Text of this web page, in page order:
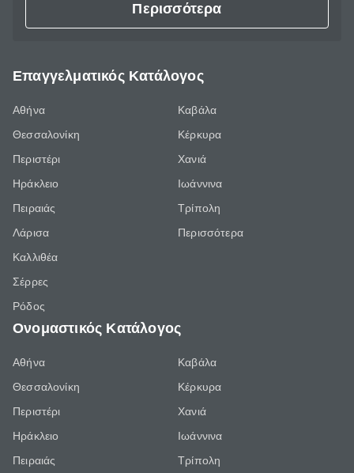
Περισσότερα
Επαγγελματικός Κατάλογος
Αθήνα
Θεσσαλονίκη
Περιστέρι
Ηράκλειο
Πειραιάς
Λάρισα
Καλλιθέα
Σέρρες
Ρόδος
Καβάλα
Κέρκυρα
Χανιά
Ιωάννινα
Τρίπολη
Περισσότερα
Ονομαστικός Κατάλογος
Αθήνα
Θεσσαλονίκη
Περιστέρι
Ηράκλειο
Πειραιάς
Καβάλα
Κέρκυρα
Χανιά
Ιωάννινα
Τρίπολη